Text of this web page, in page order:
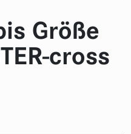
Größe
cross